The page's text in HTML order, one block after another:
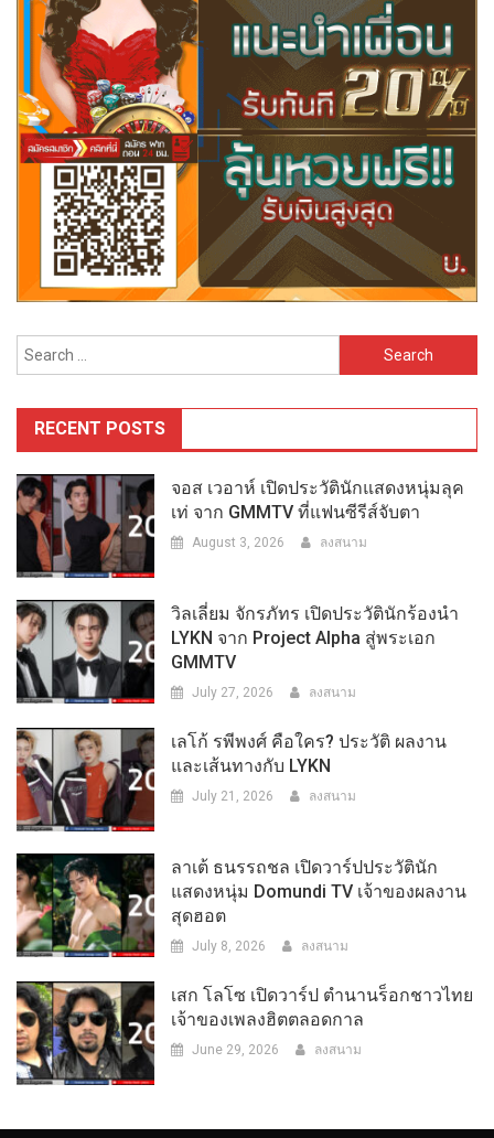
Search
for:
RECENT POSTS
จอส เวอาห์ เปิดประวัตินักแสดงหนุ่มลุค
เท่ จาก GMMTV ที่แฟนซีรีส์จับตา
August 3, 2026 ลงสนาม
วิลเลี่ยม จักรภัทร เปิดประวัตินักร้องนำ
LYKN จาก Project Alpha สู่พระเอก
GMMTV
July 27, 2026 ลงสนาม
เลโก้ รพีพงศ์ คือใคร? ประวัติ ผลงาน
และเส้นทางกับ LYKN
July 21, 2026 ลงสนาม
ลาเต้ ธนรรถชล เปิดวาร์ปประวัตินัก
แสดงหนุ่ม Domundi TV เจ้าของผลงาน
สุดฮอต
July 8, 2026 ลงสนาม
เสก โลโซ เปิดวาร์ป ตำนานร็อกชาวไทย
เจ้าของเพลงฮิตตลอดกาล
June 29, 2026 ลงสนาม